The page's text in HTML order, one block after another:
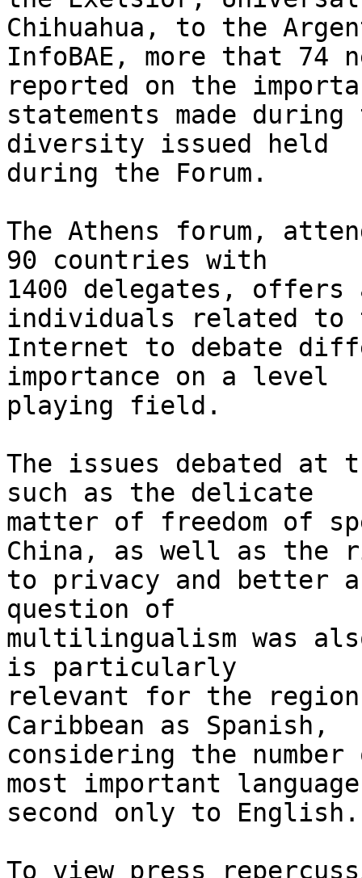
Chihuahua, to the
InfoBAE, more that 74
reported on the
statements made
diversity issued held
during the Forum.
The Athens forum,
90 countries with
1400 delegates,
individuals related
Internet to debate
importance on a level
playing field.
The issues debated at
such as the delicate
matter of freedom of
China, as well as the
to privacy and better
question of
multilingualism was
is particularly
relevant for the
Caribbean as Spanish,
considering the
most important
second only to English.